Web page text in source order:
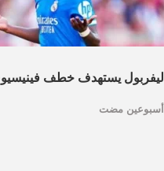
ليفربول يستهدف خطف
أسبوعين مضت